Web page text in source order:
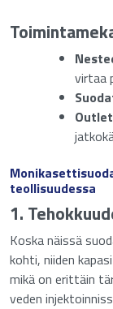
virtaa
teollisuudessa
1.
Koska näissä
kohti, niiden
mikä on erittäin
veden